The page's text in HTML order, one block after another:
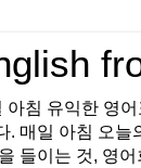
아침 유익한 영
. 매일 아침 오늘
들이는 것, 영